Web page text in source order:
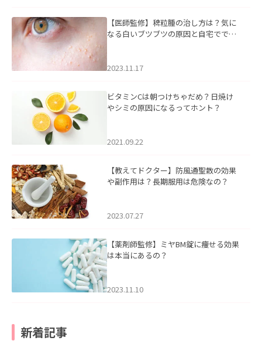
【医師監修】稗粒腫の治し方は？気に
なる白いブツブツの原因と自宅ででき
2023.11.17
ビタミンCは朝つけちゃだめ？日焼け
やシミの原因になるってホント？
2021.09.22
【教えてドクター】防風通聖散の効果
や副作用は？長期服用は危険なの？
2023.07.27
【薬剤師監修】ミヤBM錠に痩せる効果
は本当にあるの？
2023.11.10
新着記事